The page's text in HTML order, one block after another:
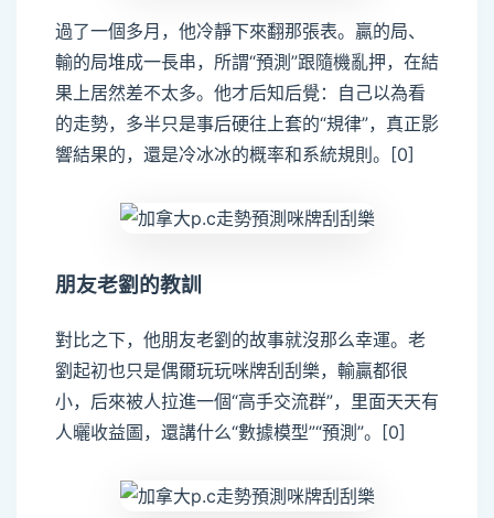
過了一個多月，他冷靜下來翻那張表。贏的局、
輸的局堆成一長串，所謂“預測”跟隨機亂押，在結
果上居然差不太多。他才后知后覺：自己以為看
的走勢，多半只是事后硬往上套的“規律”，真正影
響結果的，還是冷冰冰的概率和系統規則。[0]
朋友老劉的教訓
對比之下，他朋友老劉的故事就沒那么幸運。老
劉起初也只是偶爾玩玩咪牌刮刮樂，輸贏都很
小，后來被人拉進一個“高手交流群”，里面天天有
人曬收益圖，還講什么“數據模型”“預測”。[0]